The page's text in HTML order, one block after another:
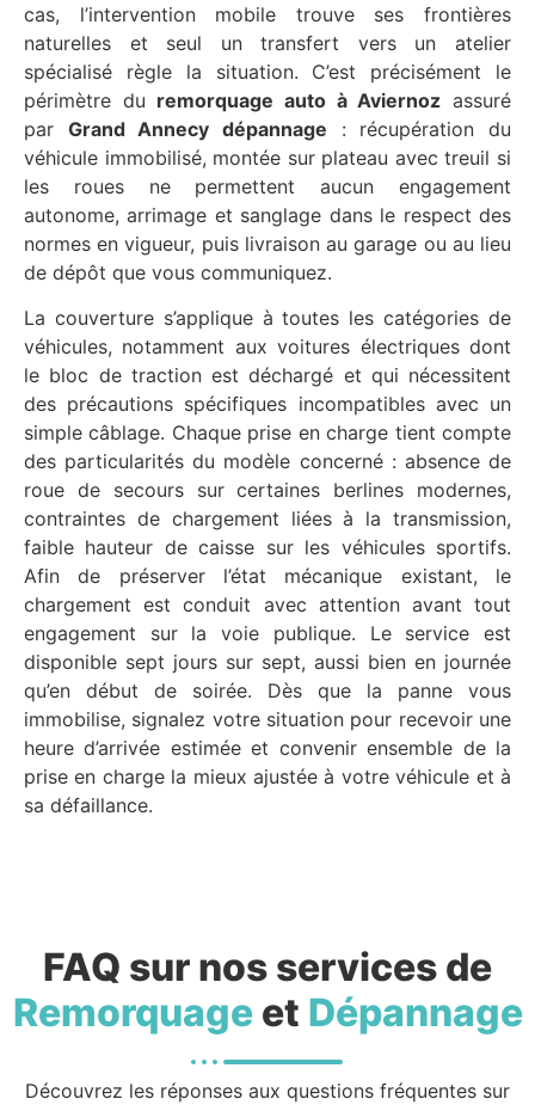
cas, l’intervention mobile trouve ses frontières
naturelles et seul un transfert vers un atelier
spécialisé règle la situation. C’est précisément le
périmètre du remorquage auto à Aviernoz assuré
par Grand Annecy dépannage : récupération du
véhicule immobilisé, montée sur plateau avec treuil si
les roues ne permettent aucun engagement
autonome, arrimage et sanglage dans le respect des
normes en vigueur, puis livraison au garage ou au lieu
de dépôt que vous communiquez.
La couverture s’applique à toutes les catégories de
véhicules, notamment aux voitures électriques dont
le bloc de traction est déchargé et qui nécessitent
des précautions spécifiques incompatibles avec un
simple câblage. Chaque prise en charge tient compte
des particularités du modèle concerné : absence de
roue de secours sur certaines berlines modernes,
contraintes de chargement liées à la transmission,
faible hauteur de caisse sur les véhicules sportifs.
Afin de préserver l’état mécanique existant, le
chargement est conduit avec attention avant tout
engagement sur la voie publique. Le service est
disponible sept jours sur sept, aussi bien en journée
qu’en début de soirée. Dès que la panne vous
immobilise, signalez votre situation pour recevoir une
heure d’arrivée estimée et convenir ensemble de la
prise en charge la mieux ajustée à votre véhicule et à
sa défaillance.
FAQ sur nos services de
Remorquageet Dépannage
Découvrez les réponses aux questions fréquentes sur